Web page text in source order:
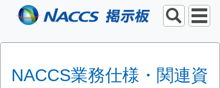
NACCS業務仕様・関連資